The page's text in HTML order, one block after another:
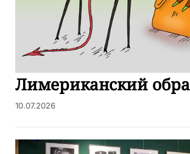
Лимериканский
10.07.2026